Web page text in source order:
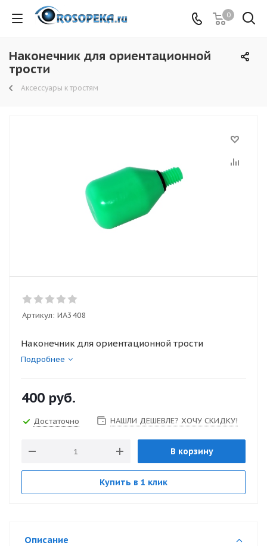
0
Наконечник для ориентационной
трости
Аксессуары к тростям
Артикул: ИА3408
Наконечник для ориентационной трости
Подробнее
400 руб.
Достаточно НАШЛИ ДЕШЕВЛЕ? ХОЧУ СКИДКУ!
В корзину
Купить в 1 клик
Описание